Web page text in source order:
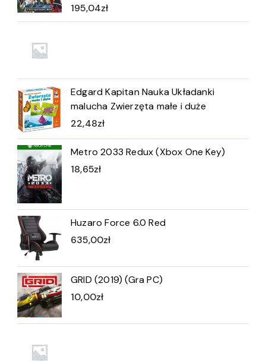
195,04zł
Edgard Kapitan Nauka Układanki
malucha Zwierzęta małe i duże
22,48zł
Metro 2033 Redux (Xbox One Key)
18,65zł
Huzaro Force 6.0 Red
635,00zł
GRID (2019) (Gra PC)
10,00zł